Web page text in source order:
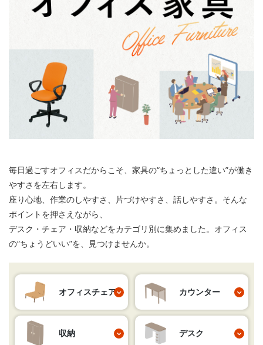
毎日過ごすオフィスだからこそ、家具の“ちょっとした違い”が働き
やすさを左右します。
座り心地、作業のしやすさ、片づけやすさ、話しやすさ。そんな
ポイントを押さえながら、
デスク・チェア・収納などをカテゴリ別に集めました。オフィス
の“ちょうどいい”を、見つけませんか。
オフィスチェア カウンター
収納 デスク